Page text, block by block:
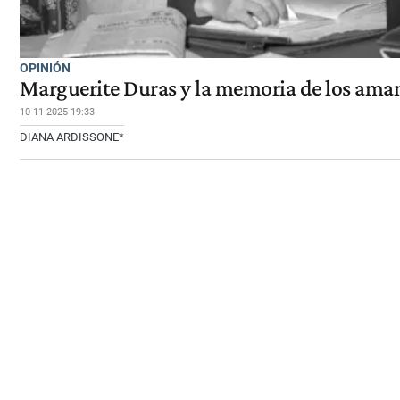
OPINIÓN
Marguerite Duras y la memoria de los
10-11-2025 19:33
DIANA ARDISSONE*